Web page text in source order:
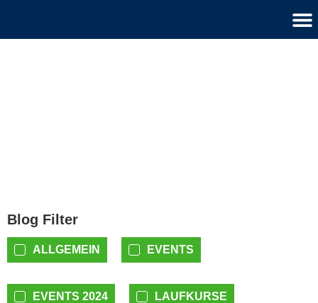
Blog Filter
ALLGEMEIN EVENTS
EVENTS 2024 LAUFKURSE